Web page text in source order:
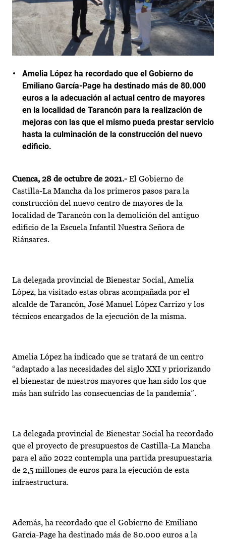
Amelia López ha recordado que el Gobierno de
Emiliano García-Page ha destinado más de 80.000
euros a la adecuación al actual centro de mayores
en la localidad de Tarancón para la realización de
mejoras con las que el mismo pueda prestar servicio
hasta la culminación de la construcción del nuevo
edificio.
Cuenca, 28 de octubre de 2021.- El Gobierno de
Castilla-La Mancha da los primeros pasos para la
construcción del nuevo centro de mayores de la
localidad de Tarancón con la demolición del antiguo
edificio de la Escuela Infantil Nuestra Señora de
Riánsares.
La delegada provincial de Bienestar Social, Amelia
López, ha visitado estas obras acompañada por el
alcalde de Tarancón, José Manuel López Carrizo y los
técnicos encargados de la ejecución de la misma.
Amelia López ha indicado que se tratará de un centro
“adaptado a las necesidades del siglo XXI y priorizando
el bienestar de nuestros mayores que han sido los que
más han sufrido las consecuencias de la pandemia”.
La delegada provincial de Bienestar Social ha recordado
que el proyecto de presupuestos de Castilla-La Mancha
para el año 2022 contempla una partida presupuestaria
de 2,5 millones de euros para la ejecución de esta
infraestructura.
Además, ha recordado que el Gobierno de Emiliano
García-Page ha destinado más de 80.000 euros a la